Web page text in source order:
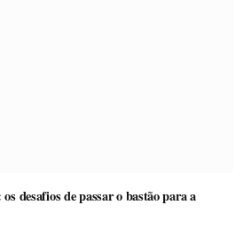
desafios de passar o bastão para a